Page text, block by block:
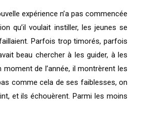
expérience n’a pas commencée
qu’il voulait instiller, les jeunes se
Parfois trop timorés, parfois
beau chercher à les guider, à les
de l’année, il montrèrent les
comme cela de ses faiblesses, on
et ils échouèrent. Parmi les moins